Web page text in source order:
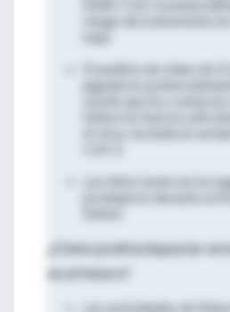
El análisis de video de
jugadores
fútbol no fueron
Las infecciones en los
¿Cómo podría impactar en
en el futuro?
Las actividades de